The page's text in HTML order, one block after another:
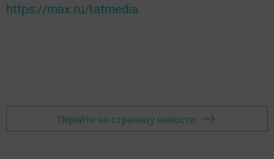
https://max.ru/tatmedia
Перейти на страницу новости